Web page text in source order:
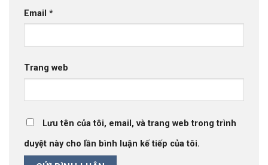
Email *
Trang web
Lưu tên của tôi, email, và trang web trong trình
duyệt này cho lần bình luận kế tiếp của tôi.